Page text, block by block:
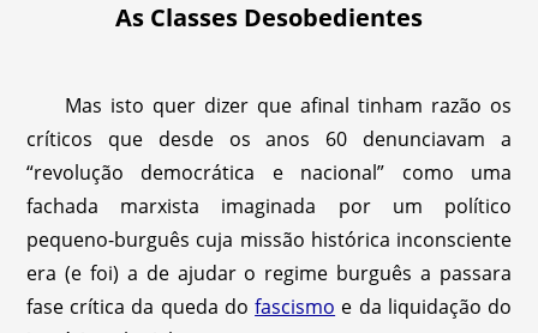
As Classes Desobedientes
Mas isto quer dizer que afinal tinham razão os
críticos que desde os anos 60 denunciavam a
“revolução democrática e nacional” como uma
fachada marxista imaginada por um político
pequeno-burguês cuja missão histórica inconsciente
era (e foi) a de ajudar o regime burguês a passara
fase crítica da queda dofascismo e da liquidação do